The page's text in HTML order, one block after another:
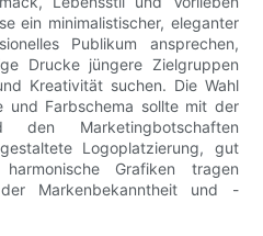
ein minimalistischer, eleganter
Publikum ansprechen,
Drucke jüngere Zielgruppen
Kreativität suchen. Die Wahl
und Farbschema sollte mit der
den Marketingbotschaften
Logoplatzierung, gut
Grafiken tragen
Markenbekanntheit und -